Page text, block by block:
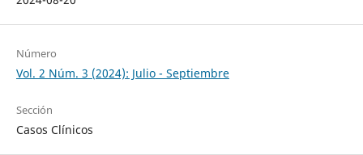
Número
Vol. 2 Núm. 3 (2024): Julio - Septiembre
Sección
Casos Clínicos